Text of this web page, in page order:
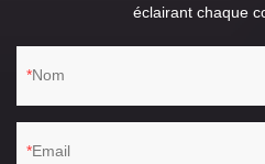
éclairant chaque
Nom
Email